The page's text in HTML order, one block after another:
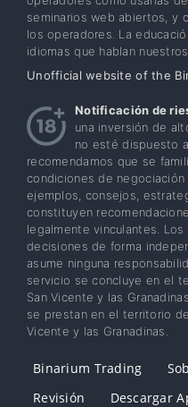
seminarios web abiertos, y
los operadores. La
idiomas que hablan
Unofficial website of the
Notificación de
una inversión de
no esté dispuesto
recomendamos que se
condiciones de
ejemplos, consejos,
constituyen
legalmente vinculantes.
decisiones de forma
asume ninguna
servicio se concluye en el
San Vicente y las
se prestan en el territorio
Vicente y las Granadinas.
Binarium Trading
Revisión
Descargar